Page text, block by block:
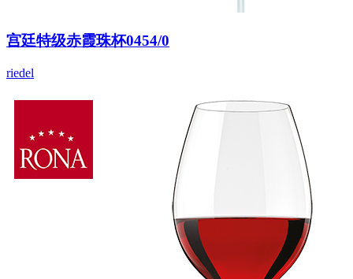
宫廷特级赤霞珠杯0454/0
riedel